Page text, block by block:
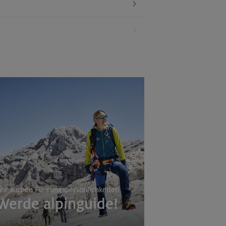
suchen Führungspersönlichkeiten
alpinguide!